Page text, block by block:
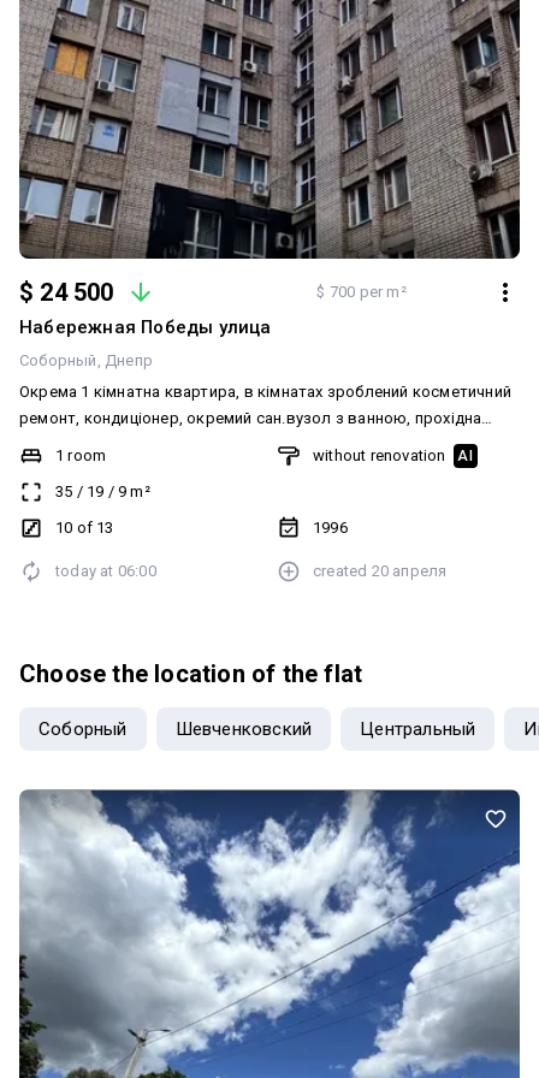
$ 24 500 $ 700 per m²
Набережная Победы улица
Соборный Днепр
Окрема 1 кімнатна квартира, в кімнатах зроблений косметичний
ремонт, кондиціонер, окремий сан.вузол з ванною, прохідна
кухня, на поверсі 6 квартир, є окремий великий балкон, працює
два ліфта, консьерж,цегляний будинок. Чудовий район, тихий
двір,розвинена інфраструктура, зручний трафік громадського
транспорту.
1 room
35 / 19 / 9 m²
10 of 13
without renovation AI
1996
today at 06:00 created 20 апреля
Choose the location of the flat
Соборный Шевченковский Центральный